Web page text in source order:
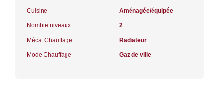
Cuisine Aménagée/équipée
Nombre niveaux 2
Méca. Chauffage Radiateur
Mode Chauffage Gaz de ville